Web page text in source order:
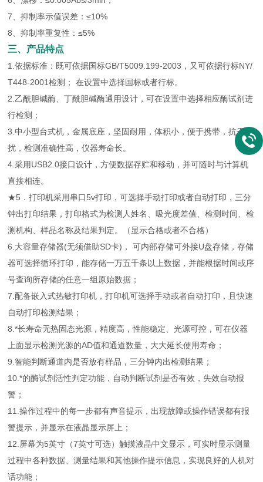
7、抑制率示值误差：≤10%
8、抑制率重复性：≤5%
三、产品特点
1.依据标准：既可依据国标GB/T5009.199-2003，又可依据行标NY/
T448-2001检测； 在设置中选择国标或者行标。
2.乙酰胆碱酶、丁酰胆碱酶通用设计，可在设置中选择相应酶试剂进
行检测；
3.中小型台式机，金属底座，坚固耐用，体积小，便于携带，抗干
扰，检测准确性高，仪器寿命长。
4.采用USB2.0接口设计，方便数据存贮和移动，并可随时与计算机
直接相连。
★5．打印机采用串口5v打印，可选择手动打印或者自动打印，三分
钟出打印结果，打印格式为检测人姓名、吸光度差值、检测时间、检
测机构、样品名称及结果判定。（显示合格或者不合格）
6.大容量存储器(无须借助SD卡)， 可内部存储可外接U盘存储，存储
器可选择循环打印，能存储一万五千条以上数据，并能根据时间或序
号查询所存储的任意一组原始数据；
7.配备嵌入式热敏打印机，打印机可选择手动或者自动打印，且快速
自动打印检测结果；
8.*长寿命无热固态光源，精度高，性能稳定、光源可控，可在仪器
上面显示检测光源的AD值和通道数量，大大延长使用寿命；
9.智能判断通道内是否放有样品，三分钟内出检测结果；
10.*的酶试剂活性判定功能，自动判断试剂是否有效，失效自动报
警；
11.操作过程中的每一步都有声音提示，出现故障或操作错误都有报
警提示，并显示在液晶显示屏上；
12.屏幕为5英寸（7英寸可选）触摸液晶中文显示，可实时显示测量
过程中各种数据、测量结果和其他操作提示信息，实现良好的人机对
话功能；